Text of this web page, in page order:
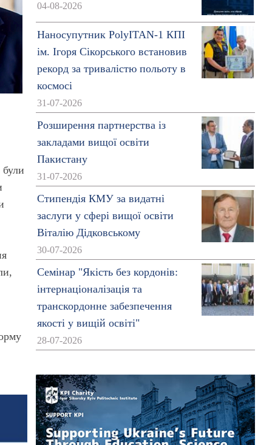
04-08-2026
Наносупутник PolyITAN-1 КПІ
ім. Ігоря Сікорського встановив
рекорд за тривалістю польоту в
космосі
31-07-2026
Розширення партнерства із
закладами вищої освіти
Пакистану
31-07-2026
Стипендія КМУ за видатні
заслуги у сфері вищої освіти
Віталію Дідковському
30-07-2026
Семінар "Якість без кордонів:
інтернаціоналізація та
транскордонне забезпечення
якості у вищій освіті"
28-07-2026